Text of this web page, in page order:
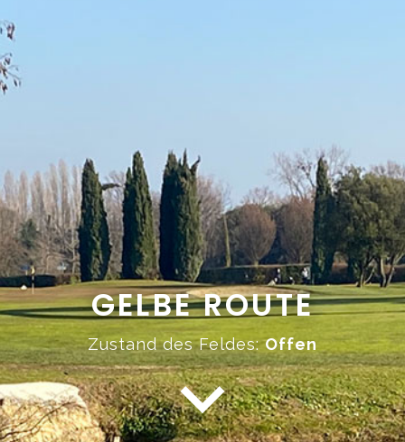
GELBE ROUTE
Zustand des Feldes:Offen